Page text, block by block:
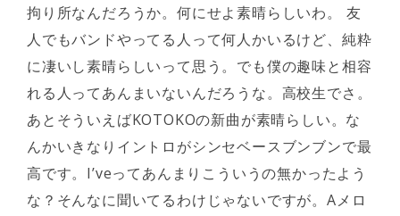
拘り所なんだろうか。何にせよ素晴らしいわ。 友
人でもバンドやってる人って何人かいるけど、純粋
に凄いし素晴らしいって思う。でも僕の趣味と相容
れる人ってあんまいないんだろうな。高校生でさ。
あとそういえばKOTOKOの新曲が素晴らしい。な
んかいきなりイントロがシンセベースブンブンで最
高です。I’veってあんまりこういうの無かったよう
な？そんなに聞いてるわけじゃないですが。Aメロ